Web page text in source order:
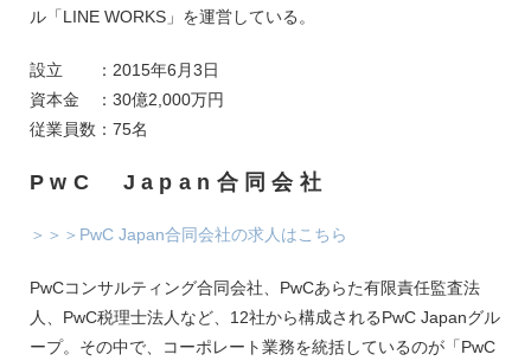
ル「LINE WORKS」を運営している。
設立 ：2015年6月3日
資本金 ：30億2,000万円
従業員数：75名
PwC Japan合同会社
＞＞＞PwC Japan合同会社の求人はこちら
PwCコンサルティング合同会社、PwCあらた有限責任監査法
人、PwC税理士法人など、12社から構成されるPwC Japanグル
ープ。その中で、コーポレート業務を統括しているのが「PwC